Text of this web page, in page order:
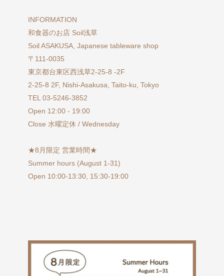
INFORMATION
和食器のお店 Soil浅草
Soil ASAKUSA, Japanese tableware shop
〒111-0035
東京都台東区西浅草2-25-8 -2F
2-25-8 2F, Nishi-Asakusa, Taito-ku, Tokyo
TEL 03-5246-3852
Open 12:00 - 19:00
Close 水曜定休 / Wednesday
★8月限定 営業時間★
Summer hours (August 1-31)
Open 10:00-13:30, 15:30-19:00